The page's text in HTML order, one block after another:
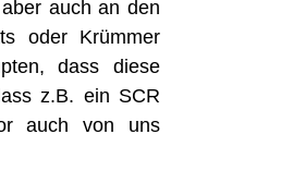
auch an den
oder Krümmer
dass diese
z.B. ein SCR
auch von uns